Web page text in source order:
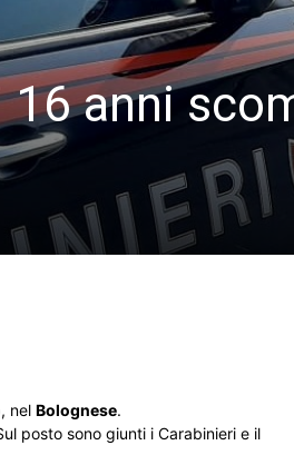
anni
, nel Bolognese.
posto sono giunti i Carabinieri e il